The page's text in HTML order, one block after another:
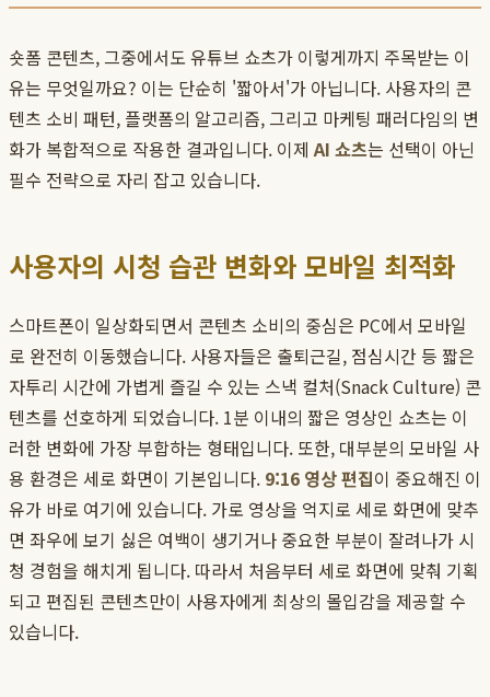
숏폼 콘텐츠, 그중에서도 유튜브 쇼츠가 이렇게까지 주목받는 이
유는 무엇일까요? 이는 단순히 '짧아서'가 아닙니다. 사용자의 콘
텐츠 소비 패턴, 플랫폼의 알고리즘, 그리고 마케팅 패러다임의 변
화가 복합적으로 작용한 결과입니다. 이제AI 쇼츠는 선택이 아닌
필수 전략으로 자리 잡고 있습니다.
사용자의 시청 습관 변화와 모바일 최적화
스마트폰이 일상화되면서 콘텐츠 소비의 중심은 PC에서 모바일
로 완전히 이동했습니다. 사용자들은 출퇴근길, 점심시간 등 짧은
자투리 시간에 가볍게 즐길 수 있는 스낵 컬처(Snack Culture) 콘
텐츠를 선호하게 되었습니다. 1분 이내의 짧은 영상인 쇼츠는 이
러한 변화에 가장 부합하는 형태입니다. 또한, 대부분의 모바일 사
용 환경은 세로 화면이 기본입니다. 9:16 영상 편집이 중요해진 이
유가 바로 여기에 있습니다. 가로 영상을 억지로 세로 화면에 맞추
면 좌우에 보기 싫은 여백이 생기거나 중요한 부분이 잘려나가 시
청 경험을 해치게 됩니다. 따라서 처음부터 세로 화면에 맞춰 기획
되고 편집된 콘텐츠만이 사용자에게 최상의 몰입감을 제공할 수
있습니다.